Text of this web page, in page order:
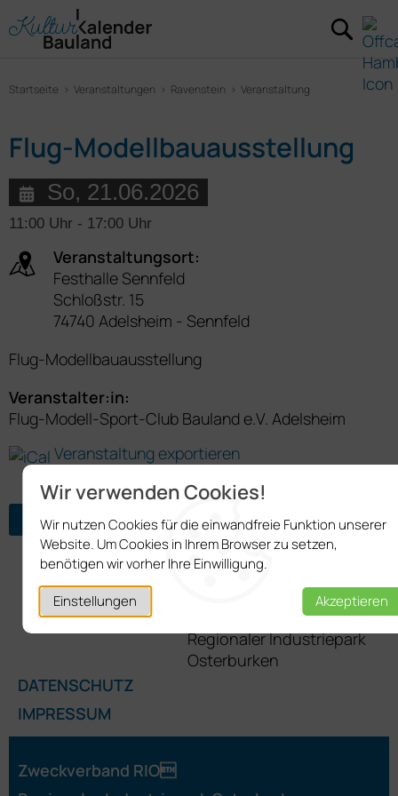
Wir verwenden Cookies!
Wir nutzen Cookies für die einwandfreie Funktion unserer
Website. Um Cookies in Ihrem Browser zu setzen,
benötigen wir vorher Ihre Einwilligung.
Einstellungen
Akzeptieren
Startseite Veranstaltungen Ravenstein Veranstaltung
Flug-Modellbauausstellung
So, 21.06.2026
11:00 Uhr - 17:00 Uhr
Veranstaltungsort:
Festhalle Sennfeld
Schloßstr. 15
74740 Adelsheim - Sennfeld
Flug-Modellbauausstellung
Veranstalter:in:
Flug-Modell-Sport-Club Bauland e.V. Adelsheim
Veranstaltung exportieren
ZURÜCK ZUR ÜBERSICHT
DATENSCHUTZ
IMPRESSUM
Zweckverband RIO